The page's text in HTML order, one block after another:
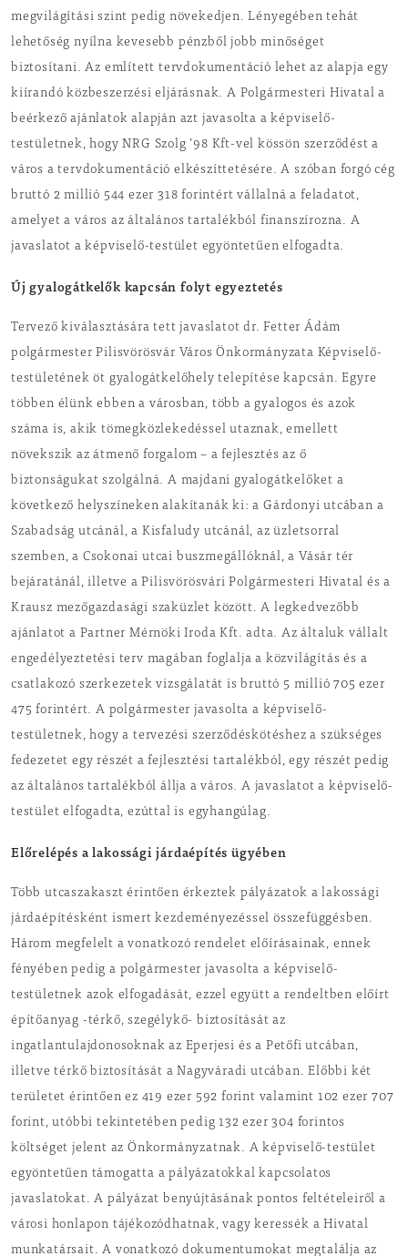
megvilágítási szint pedig növekedjen. Lényegében tehát
lehetőség nyílna kevesebb pénzből jobb minőséget
biztosítani. Az említett tervdokumentáció lehet az alapja egy
kiírandó közbeszerzési eljárásnak. A Polgármesteri Hivatal a
beérkező ajánlatok alapján azt javasolta a képviselő-
testületnek, hogy NRG Szolg ’98 Kft-vel kössön szerződést a
város a tervdokumentáció elkészíttetésére. A szóban forgó cég
bruttó 2 millió 544 ezer 318 forintért vállalná a feladatot,
amelyet a város az általános tartalékból finanszírozna. A
javaslatot a képviselő-testület egyöntetűen elfogadta.
Új gyalogátkelők kapcsán folyt egyeztetés
Tervező kiválasztására tett javaslatot dr. Fetter Ádám
polgármester Pilisvörösvár Város Önkormányzata Képviselő-
testületének öt gyalogátkelőhely telepítése kapcsán. Egyre
többen élünk ebben a városban, több a gyalogos és azok
száma is, akik tömegközlekedéssel utaznak, emellett
növekszik az átmenő forgalom – a fejlesztés az ő
biztonságukat szolgálná. A majdani gyalogátkelőket a
következő helyszíneken alakítanák ki: a Gárdonyi utcában a
Szabadság utcánál, a Kisfaludy utcánál, az üzletsorral
szemben, a Csokonai utcai buszmegállóknál, a Vásár tér
bejáratánál, illetve a Pilisvörösvári Polgármesteri Hivatal és a
Krausz mezőgazdasági szaküzlet között. A legkedvezőbb
ajánlatot a Partner Mérnöki Iroda Kft. adta. Az általuk vállalt
engedélyeztetési terv magában foglalja a közvilágítás és a
csatlakozó szerkezetek vizsgálatát is bruttó 5 millió 705 ezer
475 forintért. A polgármester javasolta a képviselő-
testületnek, hogy a tervezési szerződéskötéshez a szükséges
fedezetet egy részét a fejlesztési tartalékból, egy részét pedig
az általános tartalékból állja a város. A javaslatot a képviselő-
testület elfogadta, ezúttal is egyhangúlag.
Előrelépés a lakossági járdaépítés ügyében
Több utcaszakaszt érintően érkeztek pályázatok a lakossági
járdaépítésként ismert kezdeményezéssel összefüggésben.
Három megfelelt a vonatkozó rendelet előírásainak, ennek
fényében pedig a polgármester javasolta a képviselő-
testületnek azok elfogadását, ezzel együtt a rendeltben előírt
építőanyag -térkő, szegélykő- biztosítását az
ingatlantulajdonosoknak az Eperjesi és a Petőfi utcában,
illetve térkő biztosítását a Nagyváradi utcában. Előbbi két
területet érintően ez 419 ezer 592 forint valamint 102 ezer 707
forint, utóbbi tekintetében pedig 132 ezer 304 forintos
költséget jelent az Önkormányzatnak. A képviselő-testület
egyöntetűen támogatta a pályázatokkal kapcsolatos
javaslatokat. A pályázat benyújtásának pontos feltételeiről a
városi honlapon tájékozódhatnak, vagy keressék a Hivatal
munkatársait. A vonatkozó dokumentumokat megtalálja az